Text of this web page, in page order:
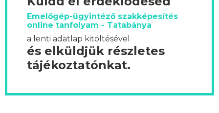
Emelőgép-ügyintéző szakképesítés
online tanfolyam - Tatabánya
a lenti adatlap kitöltésével
és elküldjük részletes
tájékoztatónkat.